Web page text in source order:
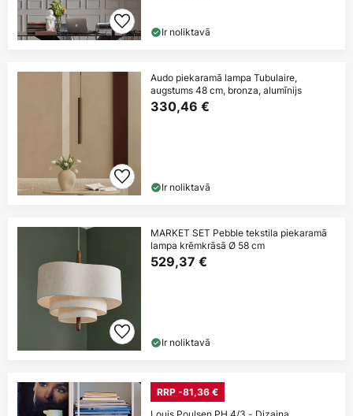
Ir noliktavā
Audo piekaramā lampa Tubulaire,
augstums 48 cm, bronza, alumīnijs
330,46 €
Ir noliktavā
MARKET SET Pebble tekstila piekaramā
lampa krēmkrāsā Ø 58 cm
529,37 €
Ir noliktavā
RRP -81,36 €